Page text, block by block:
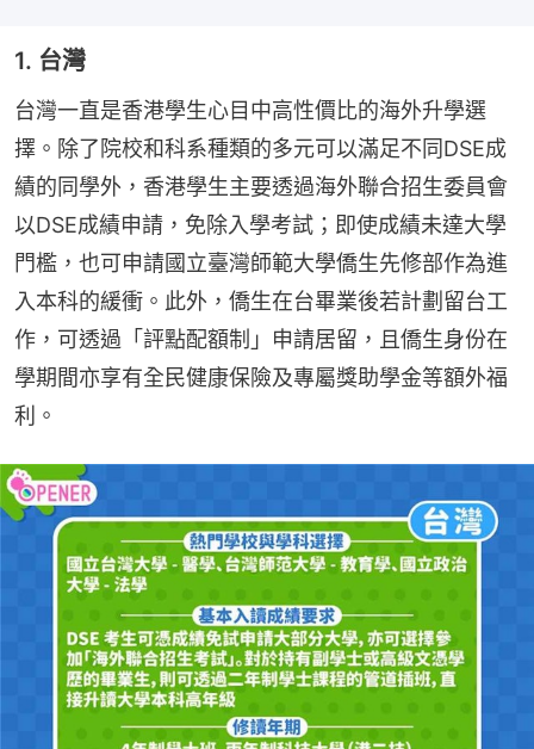
1. 台灣
台灣一直是香港學生心目中高性價比的海外升學選
擇。除了院校和科系種類的多元可以滿足不同DSE成
績的同學外，香港學生主要透過海外聯合招生委員會
以DSE成績申請，免除入學考試；即使成績未達大學
門檻，也可申請國立臺灣師範大學僑生先修部作為進
入本科的緩衝。此外，僑生在台畢業後若計劃留台工
作，可透過「評點配額制」申請居留，且僑生身份在
學期間亦享有全民健康保險及專屬獎助學金等額外福
利。